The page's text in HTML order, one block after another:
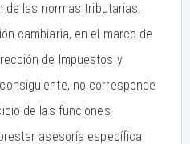
de las normas tributarias,
cambiaria, en el marco de
de Impuestos y
no corresponde
de las funciones
asesoría específica